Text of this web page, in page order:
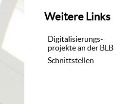
Weitere Links
Digitalisierungs-
projekte an der BLB
Schnittstellen